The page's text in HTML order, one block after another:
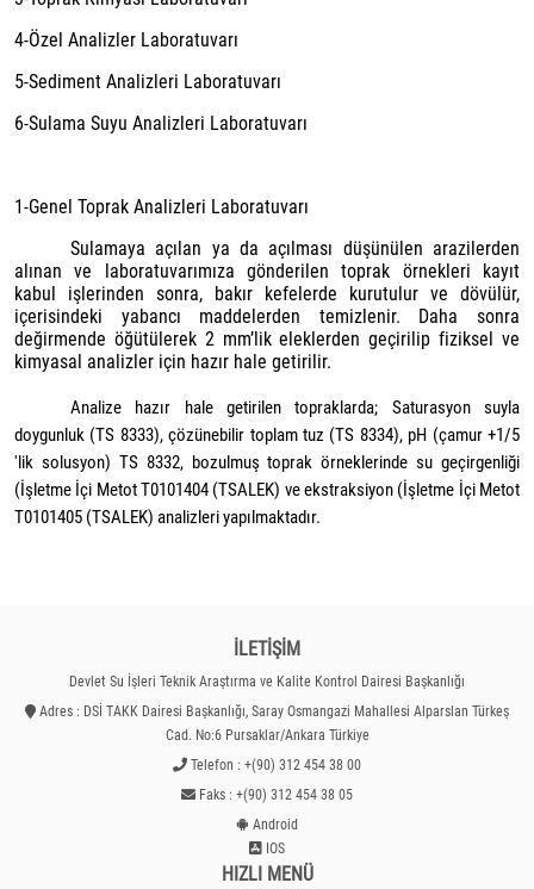
4-Özel Analizler Laboratuvarı
5-Sediment Analizleri Laboratuvarı
6-Sulama Suyu Analizleri Laboratuvarı
1-Genel Toprak Analizleri Laboratuvarı
Sulamaya açılan ya da açılması düşünülen arazilerden
alınan ve laboratuvarımıza gönderilen toprak örnekleri kayıt
kabul işlerinden sonra, bakır kefelerde kurutulur ve dövülür,
içerisindeki yabancı maddelerden temizlenir. Daha sonra
değirmende öğütülerek 2 mm’lik eleklerden geçirilip fiziksel ve
kimyasal analizler için hazır hale getirilir.
Analize hazır hale getirilen topraklarda; Saturasyon suyla
doygunluk (TS 8333), çözünebilir toplam tuz (TS 8334), pH (çamur +1/5
'lik solusyon) TS 8332, bozulmuş toprak örneklerinde su geçirgenliği
(İşletme İçi Metot T0101404 (TSALEK) ve ekstraksiyon (İşletme İçi Metot
T0101405 (TSALEK) analizleri yapılmaktadır.
İLETİŞİM
Devlet Su İşleri Teknik Araştırma ve Kalite Kontrol Dairesi Başkanlığı
Adres : DSİ TAKK Dairesi Başkanlığı, Saray Osmangazi Mahallesi Alparslan Türkeş
Cad. No:6 Pursaklar/Ankara Türkiye
Telefon : +(90) 312 454 38 00
Faks : +(90) 312 454 38 05
Android
IOS
HIZLI MENÜ